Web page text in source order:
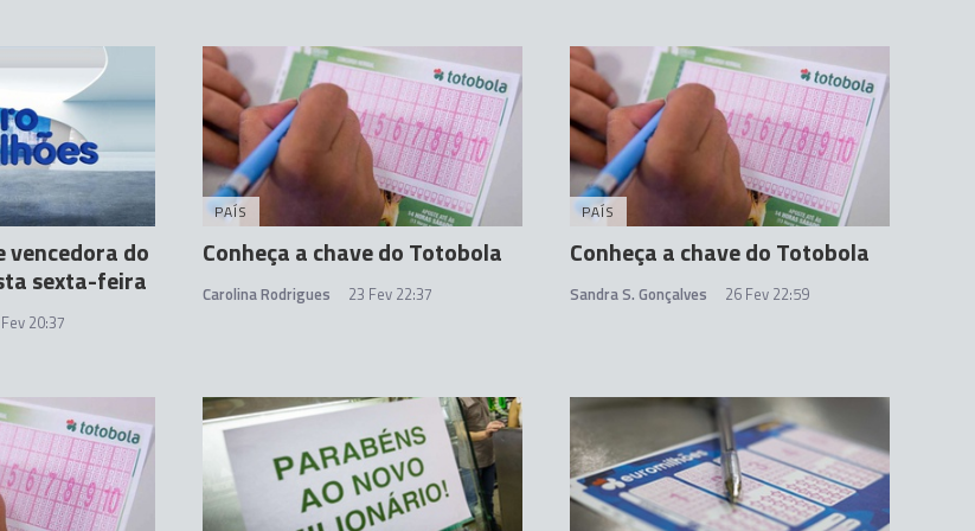
vencedora do
sexta-feira
20:37
PAÍS
Conheça a chave do Totobola
Carolina Rodrigues 23 Fev 22:37
PAÍS
Conheça a chave do Totobola
Sandra S. Gonçalves 26 Fev 22:59